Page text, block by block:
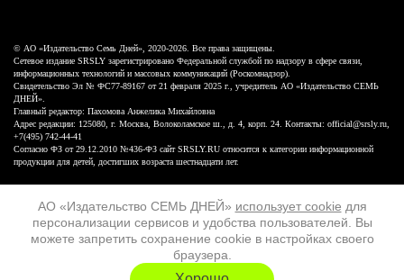
АО «Издательство СЕМЬ ДНЕЙ» использует cookie для
персонализации сервисов и удобства пользователей. Вы
можете запретить сохранение cookie в настройках своего
браузера.
16+
© АО «Издательство Семь Дней», 2020-2026. Все права защищены.
Сетевое издание SRSLY зарегистрировано Федеральной службой по надзору в сфере связи,
информационных технологий и массовых коммуникаций (Роскомнадзор).
Свидетельство Эл № ФС77-89167 от 21 февраля 2025 г., учредитель АО «Издательство СЕМЬ
ДНЕЙ».
Главный редактор: Пахомова Анжелика Михайловна
Адрес редакции: 125080, г. Москва, Волоколамское ш., д. 4, корп. 24. Контакты: official@srsly.ru,
+7(495) 742-44-41
Согласно ФЗ от 29.12.2010 №436-ФЗ сайт SRSLY.RU относится к категории информационной
продукции для детей, достигших возраста шестнадцати лет.
ХОЧУ ЕЩЁ